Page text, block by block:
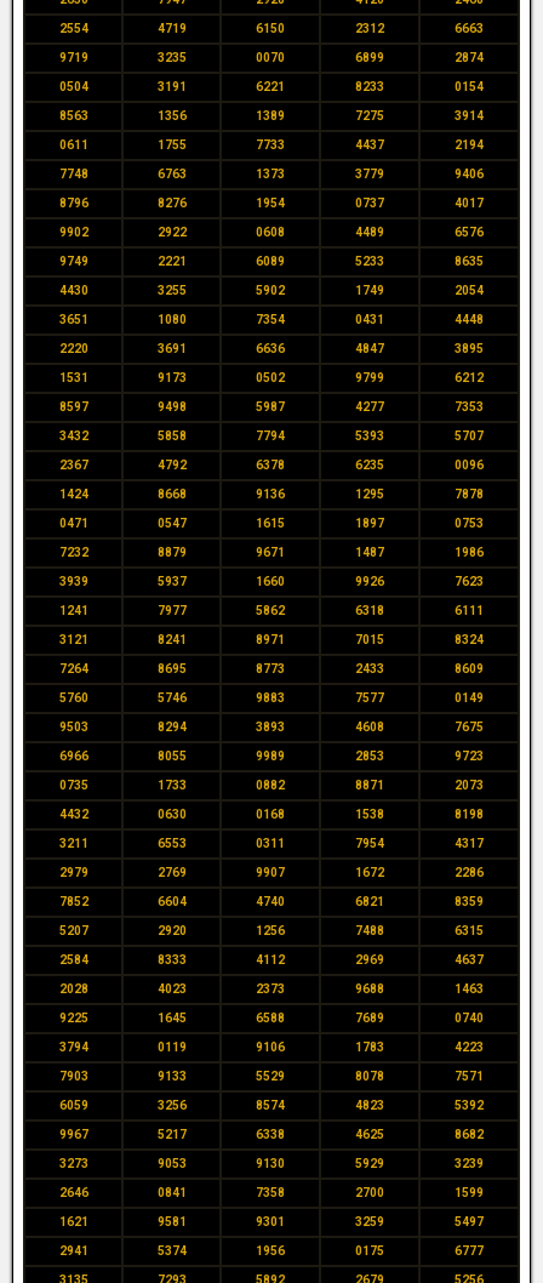
2554 4719 6150 2312 6663
9719 3235 0070 6899 2874
0504 3191 6221 8233 0154
8563 1356 1389 7275 3914
0611 1755 7733 4437 2194
7748 6763 1373 3779 9406
8796 8276 1954 0737 4017
9902 2922 0608 4489 6576
9749 2221 6089 5233 8635
4430 3255 5902 1749 2054
3651 1080 7354 0431 4448
2220 3691 6636 4847 3895
1531 9173 0502 9799 6212
8597 9498 5987 4277 7353
3432 5858 7794 5393 5707
2367 4792 6378 6235 0096
1424 8668 9136 1295 7878
0471 0547 1615 1897 0753
7232 8879 9671 1487 1986
3939 5937 1660 9926 7623
1241 7977 5862 6318 6111
3121 8241 8971 7015 8324
7264 8695 8773 2433 8609
5760 5746 9883 7577 0149
9503 8294 3893 4608 7675
6966 8055 9989 2853 9723
0735 1733 0882 8871 2073
4432 0630 0168 1538 8198
3211 6553 0311 7954 4317
2979 2769 9907 1672 2286
7852 6604 4740 6821 8359
5207 2920 1256 7488 6315
2584 8333 4112 2969 4637
2028 4023 2373 9688 1463
9225 1645 6588 7689 0740
3794 0119 9106 1783 4223
7903 9133 5529 8078 7571
6059 3256 8574 4823 5392
9967 5217 6338 4625 8682
3273 9053 9130 5929 3239
2646 0841 7358 2700 1599
1621 9581 9301 3259 5497
2941 5374 1956 0175 6777
3135 7293 5892 2679 5256